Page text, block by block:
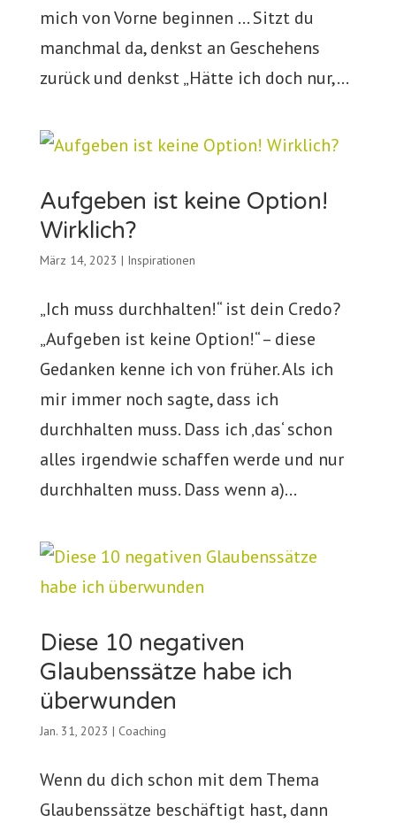
mich von Vorne beginnen … Sitzt du
manchmal da, denkst an Geschehens
zurück und denkst „Hätte ich doch nur,...
Aufgeben ist keine Option!
Wirklich?
März 14, 2023 | Inspirationen
„Ich muss durchhalten!“ ist dein Credo?
„Aufgeben ist keine Option!“ – diese
Gedanken kenne ich von früher. Als ich
mir immer noch sagte, dass ich
durchhalten muss. Dass ich ‚das‘ schon
alles irgendwie schaffen werde und nur
durchhalten muss. Dass wenn a)...
Diese 10 negativen
Glaubenssätze habe ich
überwunden
Jan. 31, 2023 | Coaching
Wenn du dich schon mit dem Thema
Glaubenssätze beschäftigt hast, dann